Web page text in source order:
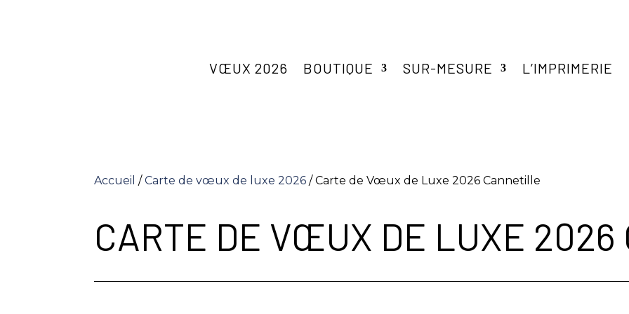
VŒUX 2026 BOUTIQUE SUR-MESURE L’IMPRIMERIE
Accueil /Carte de vœux de luxe 2026 / Carte de Vœux de Luxe 2026 Cannetille
CARTE DE VŒUX DE LUXE 2026